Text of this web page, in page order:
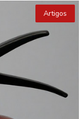
Artigos